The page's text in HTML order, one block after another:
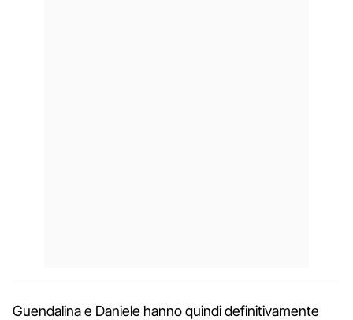
Guendalina e Daniele hanno quindi definitivamente